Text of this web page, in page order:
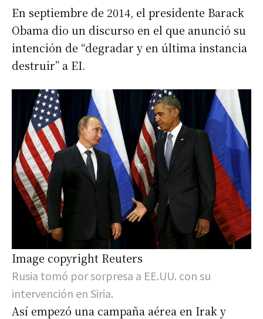
En septiembre de 2014, el presidente Barack
Obama dio un discurso en el que anunció su
intención de “degradar y en última instancia
destruir” a EI.
Image copyright Reuters
Rusia tomó por sorpresa a EE.UU. con su
intervención en Siria.
Así empezó una campaña aérea en Irak y